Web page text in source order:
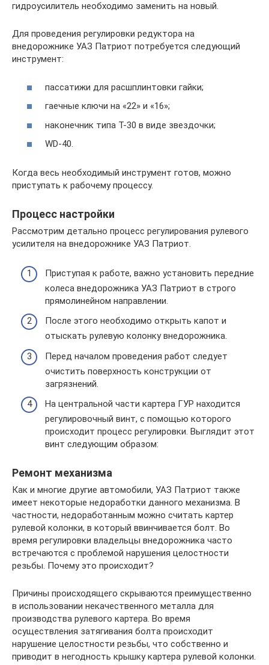
гидроусилитель необходимо заменить на новый.
Для проведения регулировки редуктора на
внедорожнике УАЗ Патриот потребуется следующий
инструмент:
пассатижи для расшплинтовки гайки;
гаечные ключи на «22» и «16»;
наконечник типа Т-30 в виде звездочки;
WD-40.
Когда весь необходимый инструмент готов, можно
приступать к рабочему процессу.
Процесс настройки
Рассмотрим детально процесс регулирования рулевого
усилителя на внедорожнике УАЗ Патриот.
Приступая к работе, важно установить передние
колеса внедорожника УАЗ Патриот в строго
прямолинейном направлении.
После этого необходимо открыть капот и
отыскать рулевую колонку внедорожника.
Перед началом проведения работ следует
очистить поверхность конструкции от
загрязнений.
На центральной части картера ГУР находится
регулировочный винт, с помощью которого
происходит процесс регулировки. Выглядит этот
винт следующим образом:
Ремонт механизма
Как и многие другие автомобили, УАЗ Патриот также
имеет некоторые недоработки данного механизма. В
частности, недоработанным можно считать картер
рулевой колонки, в который ввинчивается болт. Во
время регулировки владельцы внедорожника часто
встречаются с проблемой нарушения целостности
резьбы. Почему это происходит?
Причины происходящего скрываются преимущественно
в использовании некачественного металла для
производства рулевого картера. Во время
осуществления затягивания болта происходит
нарушение целостности резьбы, что собственно и
приводит в негодность крышку картера рулевой колонки.